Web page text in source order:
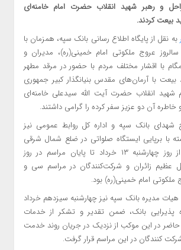
و رهبر شهید انقلاب حضرت امام خامنه‌ای
بیعت کردند.
به نقل از پایگاه اطلاع رسانی بانک سپه، همزمان با
عروج ملکوتی امام خمینی(ره)، مدیران و
با اقشار مختلف مردم با حضور در مرقد مطهر
با آرمان‌های مقدس بنیانگذار کبیر جمهوری
شهید انقلاب حضرت آیت الله سید‌علی خامنه‌ای
و خاطره آن دو عزیز سفر کرده را گرامی داشتند.
بانک سپه و اداره کل روابط عمومی نیز
با برپایی ایستگاه صلواتی در ضلع شمال شرقی
متروی حرم مطهر، از روز چهارشنبه ۱۳ خرداد تا پایان مراسم در روز
عظیم زائران و شرکت‌کنندگان در مراسم سی و
امام خمینی(ره) بود.
هیات مدیره بانک سپه نیز چهارشنبه سیزدهم خرداد
پذیرایی بانک، ضمن تقدیر و تشکر از خدمات
در این موکب از نزدیک در جریان روند خدمت
کنندگان در این مراسم قرار گرفت.